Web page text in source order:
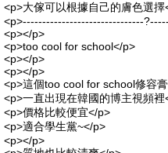
<p>大傢可以根據自己的膚色選擇
<p>-------------------------------
<p></p>
<p>too cool for school</p>
<p></p>
<p></p>
<p>這個too cool for school修容
<p>一直出現在韓國的博主視頻裡
<p>價格比較便宜</p>
<p>適合學生黨~</p>
<p></p>